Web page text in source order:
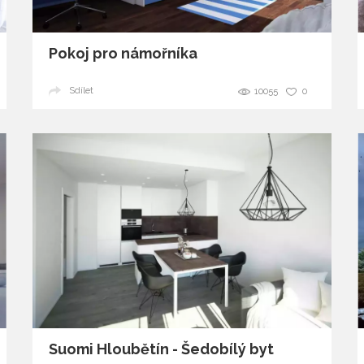
Pokoj pro námořníka
0
10055
Sdílet
Suomi Hloubětín - Šedobílý byt